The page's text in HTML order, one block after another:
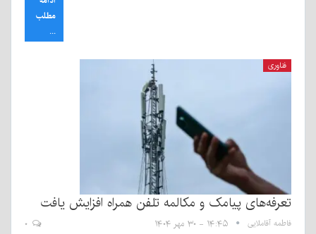
مطلب
...
فناوری
تعرفه‌های پیامک و مکالمه تلفن همراه افزایش یافت
فاطمه آقاملایی ۱۴:۴۵ - ۳۰ مهر ۱۴۰۴